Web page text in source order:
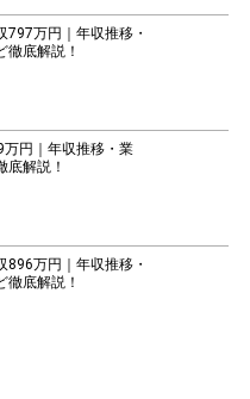
797万円｜年収推移・
徹底解説！
万円｜年収推移・業
底解説！
896万円｜年収推移・
徹底解説！